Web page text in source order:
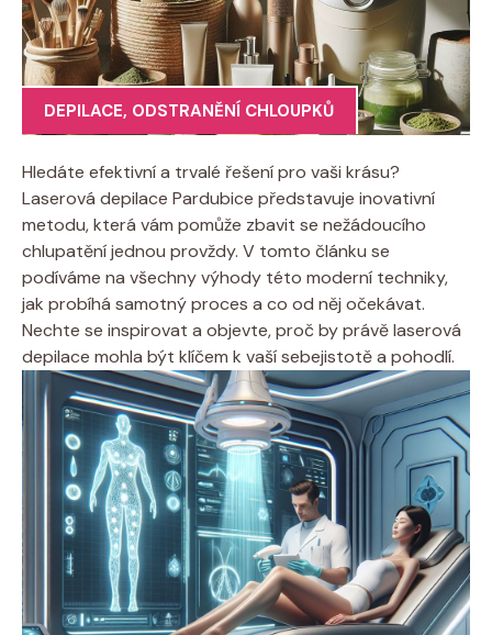
DEPILACE, ODSTRANĚNÍ CHLOUPKŮ
Hledáte efektivní a trvalé řešení pro vaši krásu?
Laserová depilace Pardubice představuje inovativní
metodu, která vám pomůže zbavit se nežádoucího
chlupatění jednou provždy. V tomto článku se
podíváme na všechny výhody této moderní techniky,
jak probíhá samotný proces a co od něj očekávat.
Nechte se inspirovat a objevte, proč by právě laserová
depilace mohla být klíčem k vaší sebejistotě a pohodlí.